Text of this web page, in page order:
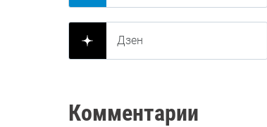
Дзен
Комментарии